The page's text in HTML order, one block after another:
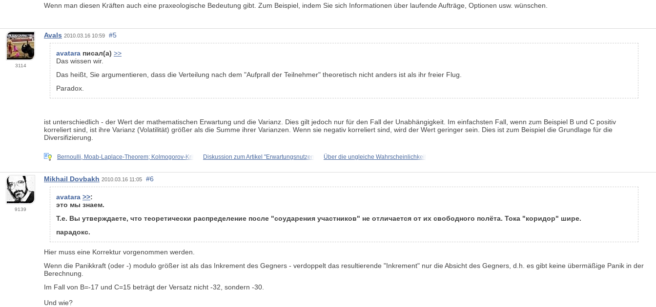
Wenn man diesen Kräften auch eine praxeologische Bedeutung gibt. Zum Beispiel, indem Sie sich Informationen über laufende Aufträge, Optionen usw. wünschen.
3114
Avals 2010.03.16 10:59 #5
avatara писал(а) >>
Das wissen wir.
Das heißt, Sie argumentieren, dass die Verteilung nach dem "Aufprall der Teilnehmer" theoretisch nicht anders ist als ihr freier Flug.
Paradox.
ist unterschiedlich - der Wert der mathematischen Erwartung und die Varianz. Dies gilt jedoch nur für den Fall der Unabhängigkeit. Im einfachsten Fall, wenn zum Beispiel B und C positiv
korreliert sind, ist ihre Varianz (Volatilität) größer als die Summe ihrer Varianzen. Wenn sie negativ korreliert sind, wird der Wert geringer sein. Dies ist zum Beispiel die Grundlage für die
Diversifizierung.
Bernoulli, Moab-Laplace-Theorem; Kolmogorov-Kriterium; Bernoulli-Schema;
Diskussion zum Artikel "Erwartungsnutzen Über die ungleiche Wahrscheinlichkeit
9139
Mikhail Dovbakh 2010.03.16 11:05 #6
avatara >>:
это мы знаем.
Т.е. Вы утверждаете, что теоретически распределение после "соударения участников" не отличается от их свободного полёта. Тока "коридор" шире.
парадокс.
Hier muss eine Korrektur vorgenommen werden.
Wenn die Panikkraft (oder -) modulo größer ist als das Inkrement des Gegners - verdoppelt das resultierende "Inkrement" nur die Absicht des Gegners, d.h. es gibt keine übermäßige Panik in der
Berechnung.
Im Fall von B=-17 und C=15 beträgt der Versatz nicht -32, sondern -30.
Und wie?